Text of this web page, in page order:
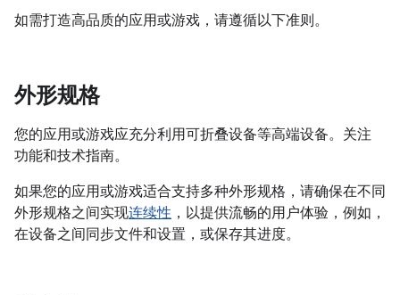
如需打造高品质的应用或游戏，请遵循以下准则。
外形规格
您的应用或游戏应充分利用可折叠设备等高端设备。关注
功能和技术指南。
如果您的应用或游戏适合支持多种外形规格，请确保在不同
外形规格之间实现连续性 ，以提供流畅的用户体验，例如，
在设备之间同步文件和设置，或保存其进度。